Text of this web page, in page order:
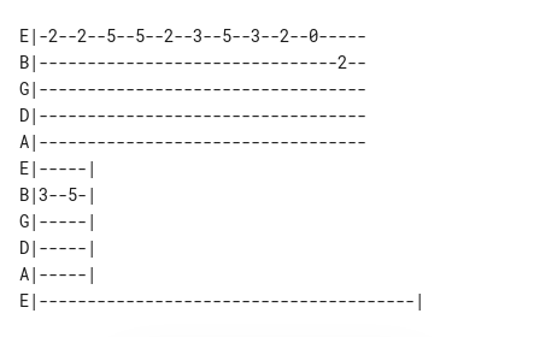
E|-2--2--5--5--2--3--5--3--2--0-----
B|-------------------------------2--
G|----------------------------------
D|----------------------------------
A|----------------------------------
E|-----|
B|3--5-|
G|-----|
D|-----|